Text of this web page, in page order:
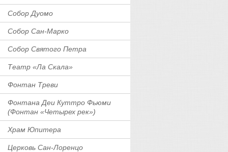
Собор Дуомо
Собор Сан-Марко
Собор Святого Петра
Театр «Ла Скала»
Фонтан Треви
Фонтана Деи Куттро Фьюми
(Фонтан «Четырех рек»)
Храм Юпитера
Церковь Сан-Лоренцо